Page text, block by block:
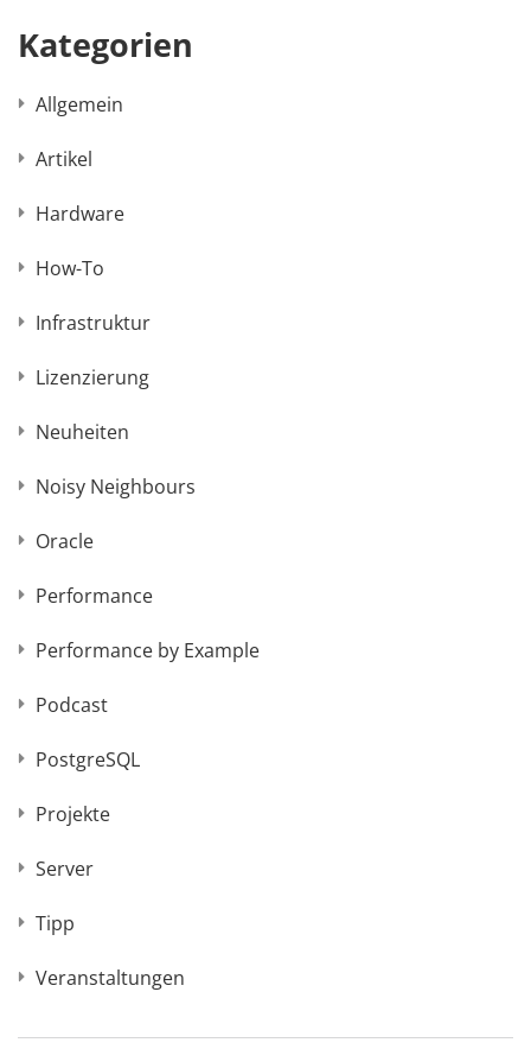
Kategorien
Allgemein
Artikel
Hardware
How-To
Infrastruktur
Lizenzierung
Neuheiten
Noisy Neighbours
Oracle
Performance
Performance by Example
Podcast
PostgreSQL
Projekte
Server
Tipp
Veranstaltungen